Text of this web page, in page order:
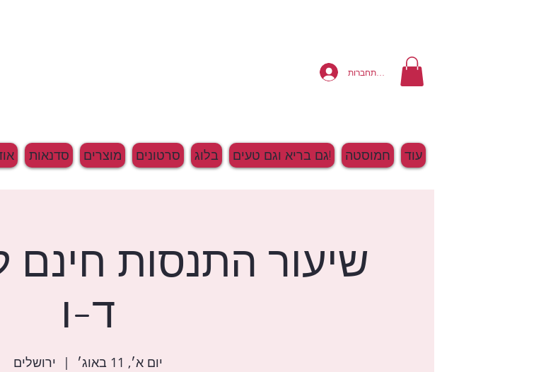
להתחברות
סדנאות מוצרים סרטונים בלוג גם בריא וגם טעים! חמוסטה עוד
שיעור התנסות חינם
ד-ו
יום א׳, 11 באוג׳
  |
ירושלים